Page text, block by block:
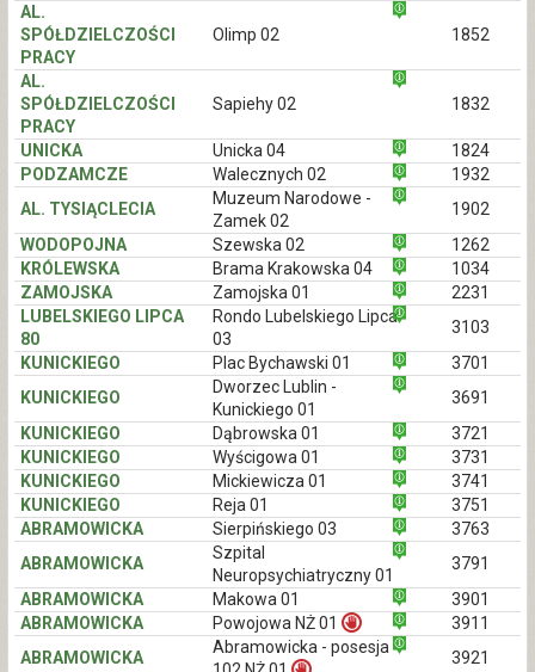
AL.
SPÓŁDZIELCZOŚCI
PRACY
Olimp 02 1852
AL.
SPÓŁDZIELCZOŚCI
PRACY
Sapiehy 02 1832
UNICKA Unicka 04
1824
PODZAMCZE
Walecznych 02
1932
AL. TYSIĄCLECIA
Muzeum Narodowe -
Zamek 02
1902
WODOPOJNA
Szewska 02
1262
KRÓLEWSKA
Brama Krakowska 04
1034
ZAMOJSKA
Zamojska 01
2231
LUBELSKIEGO LIPCA
80
Rondo Lubelskiego Lipca
03
3103
KUNICKIEGO
Plac Bychawski 01
3701
KUNICKIEGO
Dworzec Lublin -
Kunickiego 01
3691
KUNICKIEGO
Dąbrowska 01
3721
KUNICKIEGO
Wyścigowa 01
3731
KUNICKIEGO
Mickiewicza 01
3741
KUNICKIEGO
Reja 01
3751
ABRAMOWICKA
Sierpińskiego 03
3763
ABRAMOWICKA
Szpital
Neuropsychiatryczny 01
3791
ABRAMOWICKA
Makowa 01
3901
ABRAMOWICKA
Powojowa NŻ 01
3911
ABRAMOWICKA
Abramowicka - posesja
3921